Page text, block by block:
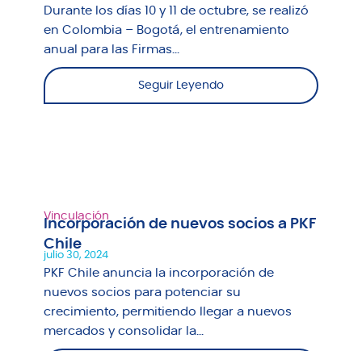
Durante los días 10 y 11 de octubre, se realizó
en Colombia – Bogotá, el entrenamiento
anual para las Firmas...
Seguir Leyendo
Vinculación
Incorporación de nuevos socios a PKF
Chile
julio 30, 2024
PKF Chile anuncia la incorporación de
nuevos socios para potenciar su
crecimiento, permitiendo llegar a nuevos
mercados y consolidar la...